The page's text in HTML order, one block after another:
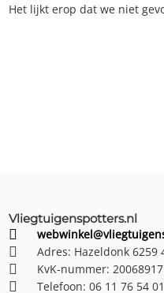
Het lijkt erop dat we niet
Vliegtuigenspotters.nl
Adres: Hazeldonk 6259
KvK-nummer: 20068917
Telefoon: 06 11 76 54 01